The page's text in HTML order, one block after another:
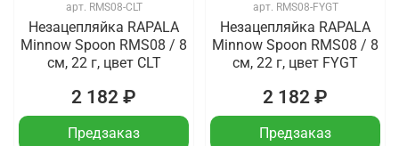
арт. RMS08-CLT
Незацепляйка RAPALA
Minnow Spoon RMS08 / 8
см, 22 г, цвет CLT
2 182 ₽
Предзаказ
арт. RMS08-FYGT
Незацепляйка RAPALA
Minnow Spoon RMS08 / 8
см, 22 г, цвет FYGT
2 182 ₽
Предзаказ